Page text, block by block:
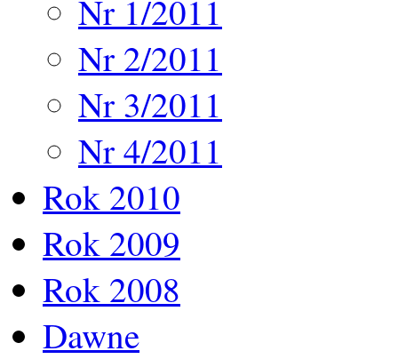
Nr 1/2011
Nr 2/2011
Nr 3/2011
Nr 4/2011
Rok 2010
Rok 2009
Rok 2008
Dawne